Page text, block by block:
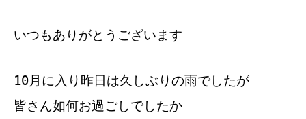
いつもありがとうございます
10月に入り昨日は久しぶりの雨でしたが
皆さん如何お過ごしでしたか